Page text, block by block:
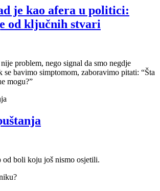
je kao afera u politici:
od ključnih stvari
problem, nego signal da smo negdje
bavimo simptomom, zaboravimo pitati: “Šta
mogu?”
od boli koju još nismo osjetili.